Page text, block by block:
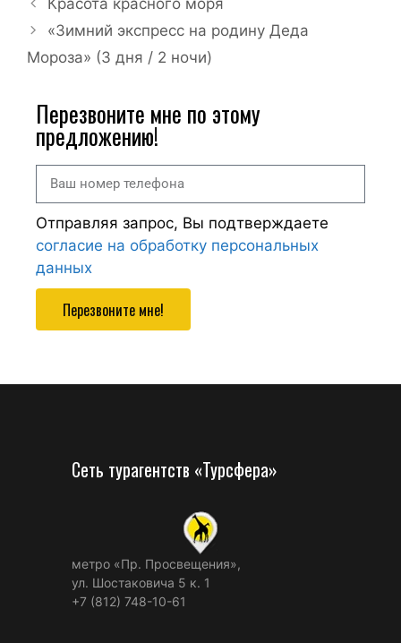
Красота красного моря
«Зимний экспресс на родину Деда
Мороза» (3 дня / 2 ночи)
Перезвоните мне по этому
предложению!
Отправляя запрос, Вы подтверждаете
согласие на обработку персональных
данных
Перезвоните мне!
Сеть турагентств «Турсфера»
метро «Пр. Просвещения»,
ул. Шостаковича 5 к. 1
+7 (812) 748-10-61